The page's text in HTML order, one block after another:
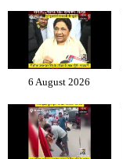
6 August 2026